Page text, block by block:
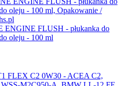
ENGINE FLUSH - płukanka do
oleju - 100 ml